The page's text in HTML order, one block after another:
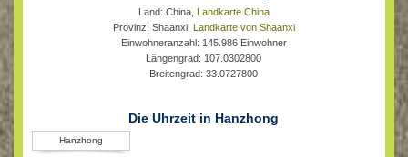
Land: China, Landkarte China
Provinz: Shaanxi, Landkarte von Shaanxi
Einwohneranzahl: 145.986 Einwohner
Längengrad: 107.0302800
Breitengrad: 33.0727800
Die Uhrzeit in Hanzhong
Hanzhong